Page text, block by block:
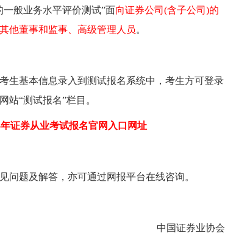
般业务水平评价测试”面向证券公司(含子公司)的
他董事和监事、高级管理人员。
生基本信息录入到测试报名系统中，考生方可登录
站“测试报名”栏目。
证券从业考试报名官网入口网址
问题及解答，亦可通过网报平台在线咨询。
中国证券业协会